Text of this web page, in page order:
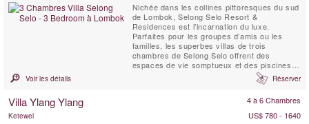
Nichée dans les collines pittoresques du sud
de Lombok, Selong Selo Resort &
Residences est l’incarnation du luxe.
Parfaites pour les groupes d’amis ou les
familles, les superbes villas de trois
chambres de Selong Selo offrent des
espaces de vie somptueux et des piscines à
débordement privées. Les chambres sont
bien réparties pour garantir l’intimité de
de baies vitrées du sol au plafond et de
Voir les détails Réserver
Villa Ylang Ylang 4 à 6 Chambres
Ketewel
US$ 780 - 1640